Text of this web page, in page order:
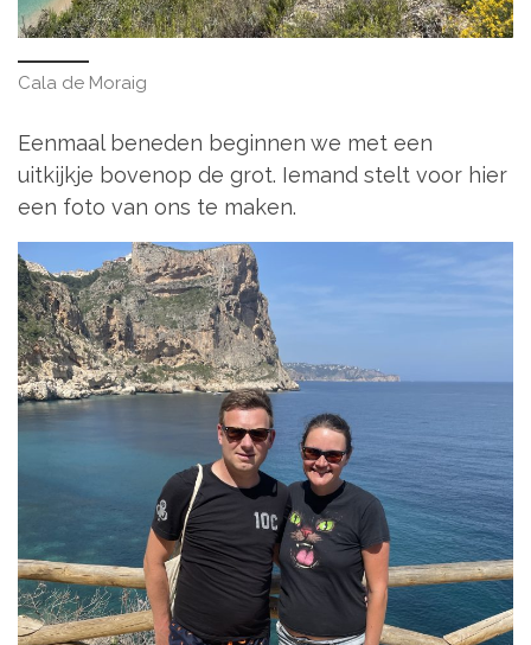
Cala de Moraig
Eenmaal beneden beginnen we met een
uitkijkje bovenop de grot. Iemand stelt voor hier
een foto van ons te maken.